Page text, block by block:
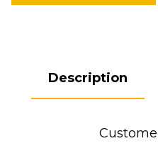
Description